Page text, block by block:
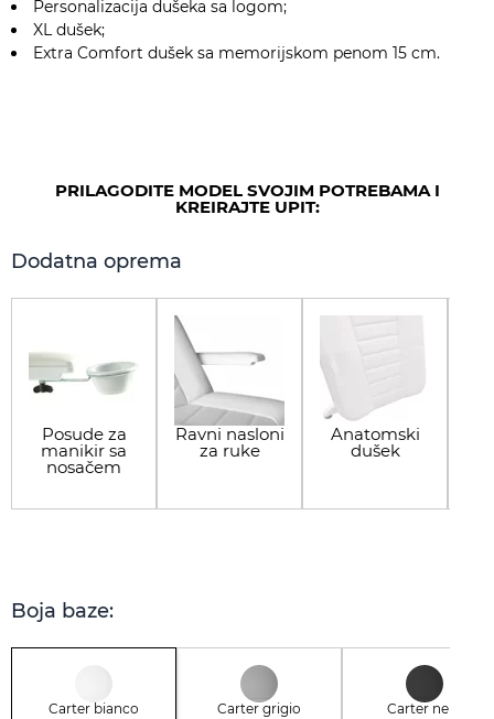
Personalizacija dušeka sa logom;
XL dušek;
Extra Comfort dušek sa memorijskom penom 15 cm.
PRILAGODITE MODEL SVOJIM POTREBAMA I
KREIRAJTE UPIT:
Dodatna oprema
Posude za
manikir sa
nosačem
Ravni nasloni
za ruke
Anatomski
dušek
Boja baze:
Carter bianco Carter grigio Carter nero